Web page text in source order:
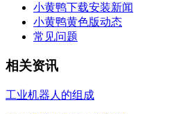
小黄鸭下载安装新闻
小黄鸭黄色版动态
常见问题
相关资讯
工业机器人的组成